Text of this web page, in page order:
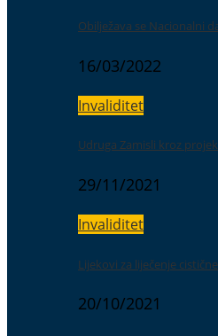
Obilježava se Nacionalni
16/03/2022
Invaliditet
Udruga Zamisli kroz
29/11/2021
Invaliditet
Lijekovi za liječenje
20/10/2021